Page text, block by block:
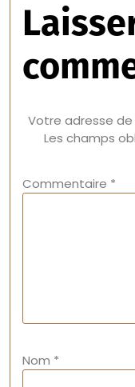
Votre adresse
Les champs
Commentaire *
Nom *